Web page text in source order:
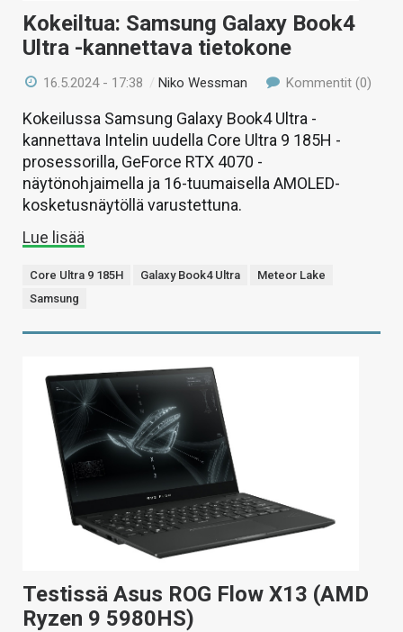
Kokeiltua: Samsung Galaxy Book4
Ultra -kannettava tietokone
16.5.2024 - 17:38 / Niko Wessman Kommentit (0)
Kokeilussa Samsung Galaxy Book4 Ultra -
kannettava Intelin uudella Core Ultra 9 185H -
prosessorilla, GeForce RTX 4070 -
näytönohjaimella ja 16-tuumaisella AMOLED-
kosketusnäytöllä varustettuna.
Lue lisää
Core Ultra 9 185H Galaxy Book4 Ultra
Meteor Lake
Samsung
Testissä Asus ROG Flow X13 (AMD
Ryzen 9 5980HS)